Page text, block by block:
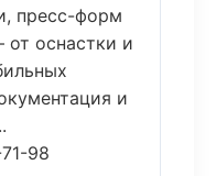
пресс-форм
оснастки и
и
98